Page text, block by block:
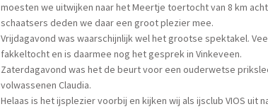
moesten we uitwijken naar het Meertje toertocht van 8 km
schaatsers deden we daar een groot plezier mee.
Vrijdagavond was waarschijnlijk wel het grootse spektakel.
fakkeltocht en is daarmee nog het gesprek in Vinkeveen.
Zaterdagavond was het de beurt voor een ouderwetse
volwassenen Claudia.
Helaas is het ijsplezier voorbij en kijken wij als ijsclub VIOS uit